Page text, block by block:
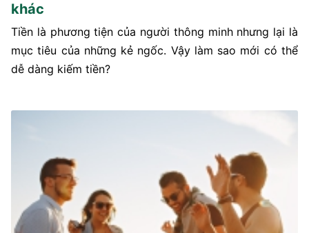
khác
Tiền là phương tiện của người thông minh nhưng lại là
mục tiêu của những kẻ ngốc. Vậy làm sao mới có thể
dễ dàng kiếm tiền?